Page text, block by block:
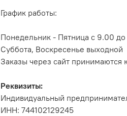
График работы:
Понедельник - Пятница с 9.00 до
Суббота, Воскресенье выходной
Заказы через сайт принимаются
Реквизиты:
Индивидуальный
ИНН: 744102129245